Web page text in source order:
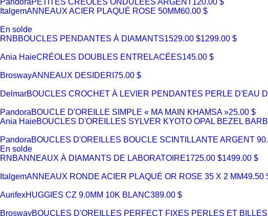
PandoraPETITES CRÉOLES ONDULÉES ARGENT120.00 $
ItalgemANNEAUX ACIER PLAQUÉ ROSE 50MM60.00 $
En solde
RNBBOUCLES PENDANTES À DIAMANTS1529.00 $1299.00 $
Ania HaieCRÉOLES DOUBLES ENTRELACÉES145.00 $
BroswayANNEAUX DESIDERI 75.00 $
DelmarBOUCLES CROCHET À LEVIER PENDANTES PERLE D'EAU
PandoraBOUCLE D'OREILLE SIMPLE « MA MAIN KHAMSA »25.00 $
Ania HaieBOUCLES D'OREILLES SYLVER KYOTO OPAL BEZEL
PandoraBOUCLES D'OREILLES BOUCLE SCINTILLANTE ARGENT
En solde
RNBANNEAUX À DIAMANTS DE LABORATOIRE1725.00 $1499.00 $
ItalgemANNEAUX RONDE ACIER PLAQUÉ OR ROSE 35 X 2 MM49.50
AurifexHUGGIES CZ 9.0MM 10K BLANC389.00 $
BroswayBOUCLES D'OREILLES PERFECT FIXES PERLES ET